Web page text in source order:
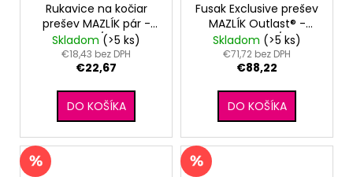
Rukavice na kočiar
prešev MAZLÍK pár -
staroružová/staroružová
Skladom (>5 ks)
€18,43 bez DPH
€22,67
DO KOŠÍKA
Fusak Exclusive prešev
MAZLÍK Outlast® -
čierna kvetinky/ružová
Skladom (>5 ks)
€71,72 bez DPH
€88,22
DO KOŠÍKA